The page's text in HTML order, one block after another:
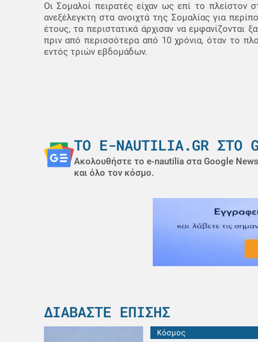
Οι Σομαλοί πειρατές είχαν ως επί το πλείστον
ανεξέλεγκτη στα ανοιχτά της Σομαλίας για
έτους, τα περιστατικά άρχισαν να
πριν από περισσότερα από 10 χρόνια, όταν το
εντός τριών εβδομάδων.
ΤΟ E-NAUTILIA.GR ΣΤΟ
Ακολουθήστε το e-nautilia στα Google News
και όλο τον κόσμο.
ΔΙΑΒΆΣΤΕ ΕΠΊΣΗΣ
Κόσμος